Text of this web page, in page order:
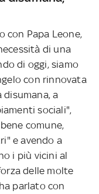
con Papa Leone,
di una
di oggi, siamo
con rinnovata
disumana, a
sociali",
comune,
e avendo a
i più vicini al
delle molte
parlato con